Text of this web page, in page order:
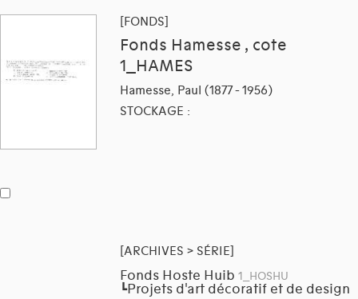
[FONDS]
Fonds Hamesse , cote
1_HAMES
Hamesse, Paul (1877 - 1956)
STOCKAGE :
[ARCHIVES > SÉRIE]
Fonds Hoste Huib 1_HOSHU
┗Projets d'art décoratif et de design